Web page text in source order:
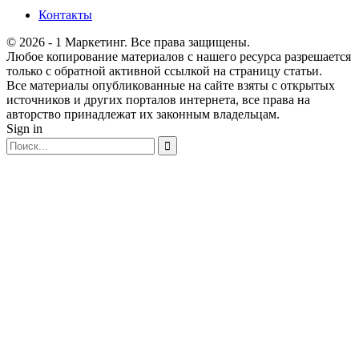
Контакты
© 2026 - 1 Маркетинг. Все права защищены.
Любое копирование материалов с нашего ресурса разрешается
только с обратной активной ссылкой на страницу статьи.
Все материалы опубликованные на сайте взяты с открытых
источников и других порталов интернета, все права на
авторство принадлежат их законным владельцам.
Sign in